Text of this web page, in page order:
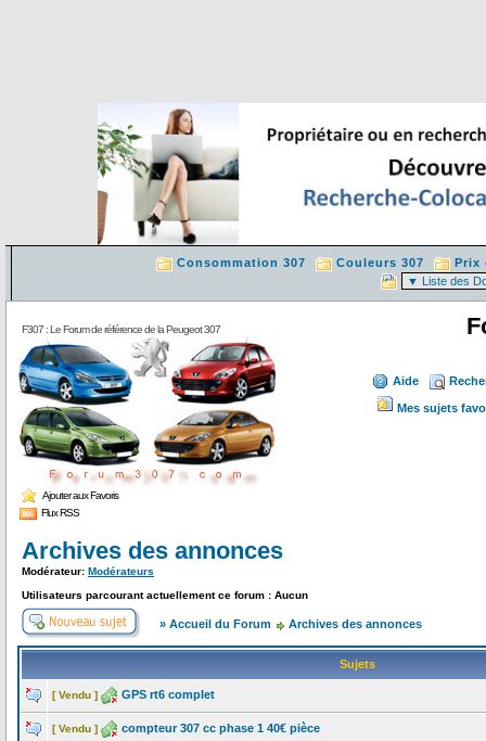
Consommation 307 Couleurs 307 Prix
F307 : Le Forum de référence de la Peugeot 307
Ajouter aux Favoris
Flux RSS
Aide
Mes sujets
Archives des annonces
Modérateur: Modérateurs
Utilisateurs parcourant actuellement ce forum : Aucun
» Accueil du Forum Archives des annonces
Sujets
[ Vendu ] GPS rt6 complet
[ Vendu ] compteur 307 cc phase 1 40€ pièce